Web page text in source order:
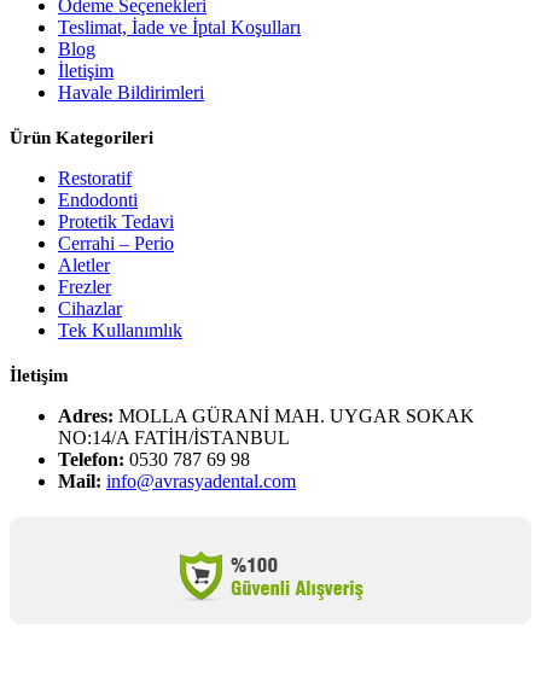
Ödeme Seçenekleri
Teslimat, İade ve İptal Koşulları
Blog
İletişim
Havale Bildirimleri
Ürün Kategorileri
Restoratif
Endodonti
Protetik Tedavi
Cerrahi – Perio
Aletler
Frezler
Cihazlar
Tek Kullanımlık
İletişim
Adres: MOLLA GÜRANİ MAH. UYGAR SOKAK
NO:14/A FATİH/İSTANBUL
Telefon: 0530 787 69 98
Mail: info@avrasyadental.com